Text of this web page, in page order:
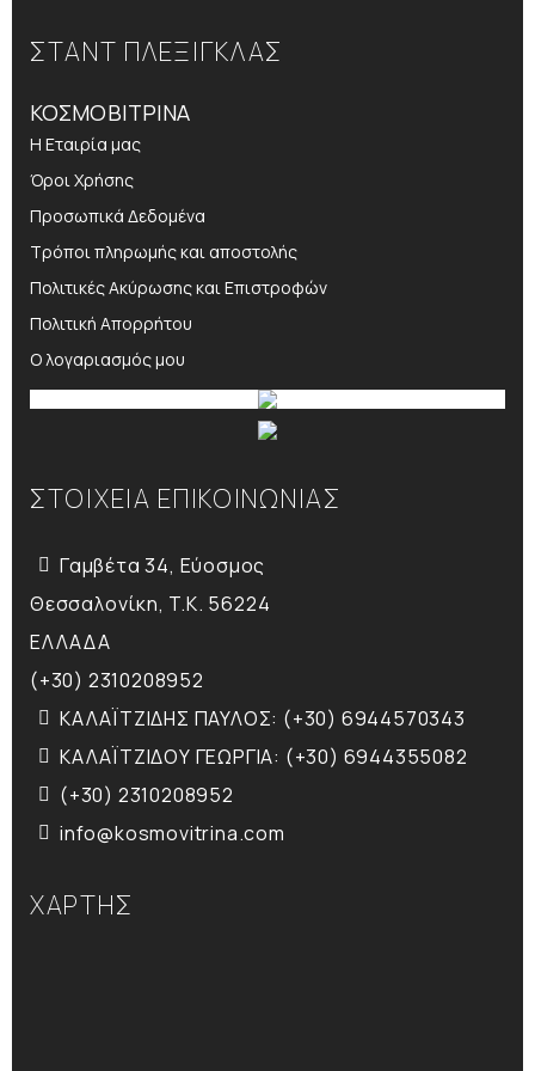
ΣΤΑΝΤ ΠΛΕΞΙΓΚΛΑΣ
ΚΟΣΜΟΒΙΤΡΙΝΑ
Η Εταιρία μας
Όροι Χρήσης
Προσωπικά Δεδομένα
Τρόποι πληρωμής και αποστολής
Πολιτικές Ακύρωσης και Επιστροφών
Πολιτική Απορρήτου
Ο λογαριασμός μου
ΣΤΟΙΧΕΙΑ ΕΠΙΚΟΙΝΩΝΙΑΣ
Γαμβέτα 34, Εύοσμος
Θεσσαλονίκη, T.K. 56224
ΕΛΛΑΔΑ
(+30) 2310208952
ΚΑΛΑΪΤΖΙΔΗΣ ΠΑΥΛΟΣ: (+30) 6944570343
ΚΑΛΑΪΤΖΙΔΟΥ ΓΕΩΡΓΙΑ: (+30) 6944355082
(+30) 2310208952
info@kosmovitrina.com
ΧΑΡΤΗΣ